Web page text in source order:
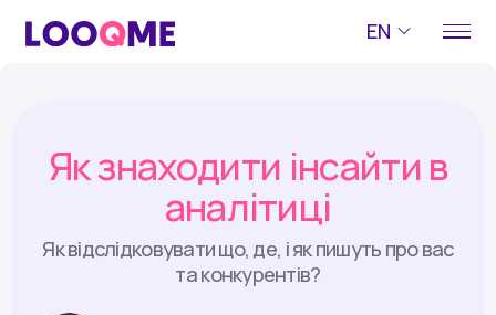
EN
Як знаходити інсайти в
аналітиці
Як відслідковувати що, де, і як пишуть про вас
та конкурентів?